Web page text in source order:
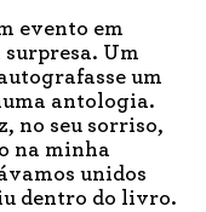
evento em
Um
um
antologia.
no seu sorriso,
na minha
unidos
dentro do livro.